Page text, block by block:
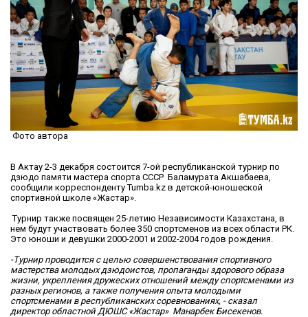
Фото автора
В Актау 2-3 декабря состоится 7-ой республиканской турнир по
дзюдо памяти мастера спорта СССР Баламурата Акшабаева,
сообщили корреспонденту Tumba.kz в детской-юношеской
спортивной школе «Жастар».
Турнир также посвящен 25-летию Независимости Казахстана, в
нем будут участвовать более 350 спортсменов из всех области РК.
Это юноши и девушки 2000-2001 и 2002-2004 годов рождения.
-Турнир проводится с целью совершенствования спортивного
мастерства молодых дзюдоистов, пропаганды здорового образа
жизни, укрепления дружеских отношений между спортсменами из
разных регионов, а также получения опыта молодыми
спортсменами в республиканских соревнованиях, - сказал
директор областной ДЮШС «Жастар» Манарбек Бисекенов.